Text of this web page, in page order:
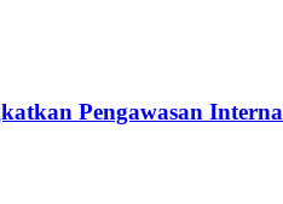
Pengawasan